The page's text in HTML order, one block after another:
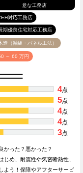
意な工務店
対応工務店
期優良住宅対応工務店
造（軸組・パネル工法）
～ 60 万円
4点
5点
4点
4点
3点
かった？悪かった？
め、耐震性や気密断熱性、
よう！保障やアフターサービ